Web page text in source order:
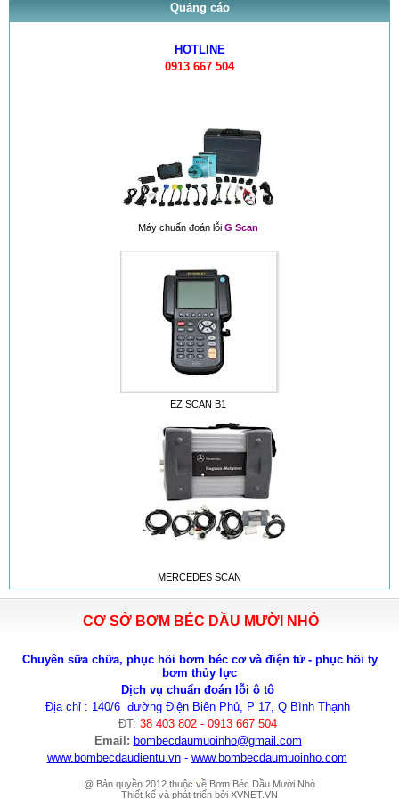
Quảng cáo
HOTLINE
0913 667 504
Máy chuẩn đoán lỗi G Scan
EZ SCAN B1
MERCEDES SCAN
CƠ SỞ BƠM BÉC DẦU MƯỜI NHỎ
Chuyên sữa chữa, phục hồi bơm béc cơ và điện tử - phục hồi ty
bơm thủy lực
Dịch vụ chuẩn đoán lỗi ô tô
Địa chỉ : 140/6 đường Điện Biên Phủ, P 17, Q Bình Thạnh
ĐT: 38 403 802 - 0913 667 504
Email: bombecdaumuoinho@gmail.com
www.bombecdaudientu.vn- www.bombecdaumuoinho.com
@ Bản quyền 2012 thuộc về Bơm Béc Dầu Mười Nhỏ
Thiết kế và phát triển bởi XVNET.VN